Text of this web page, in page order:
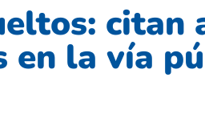
citan
en la vía